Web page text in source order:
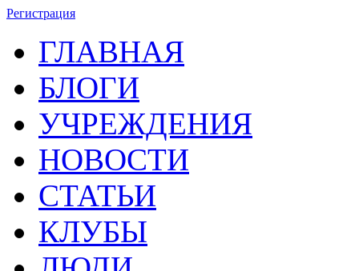
Регистрация
ГЛАВНАЯ
БЛОГИ
УЧРЕЖДЕНИЯ
НОВОСТИ
СТАТЬИ
КЛУБЫ